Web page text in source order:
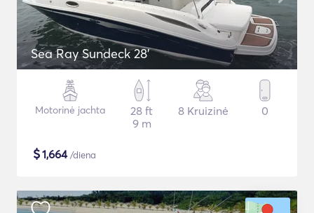
Sea Ray Sundeck 28'
Motorinė jachta
28 ft
9 m
8 Kruizinė 0
$1,664/diena